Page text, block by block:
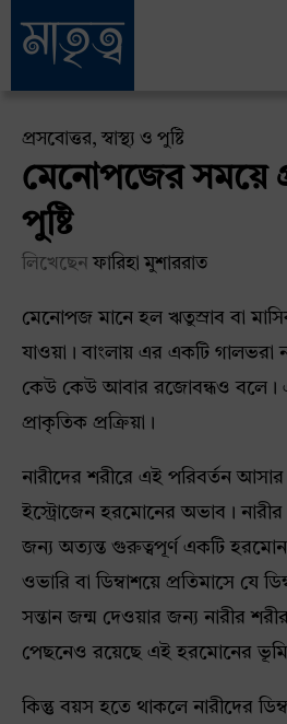
প্রসবোত্তর,স্বাস্থ্য ও পুষ্টি
মেনোপজের সময়ে
পুষ্টি
লিখেছেনফারিহা মুশাররাত
মেনোপজ মানে হল ঋতুস্রাব বা
যাওয়া। বাংলায় এর একটি গালভরা
কেউ কেউ আবার রজোবন্ধও বলে।
প্রাকৃতিক প্রক্রিয়া।
নারীদের শরীরে এই পরিবর্তন
ইস্ট্রোজেন হরমোনের অভাব। নারীর
জন্য অত্যন্ত গুরুত্বপূর্ণ একটি হরমোন
ওভারি বা ডিম্বাশয়ে প্রতিমাসে যে
সন্তান জন্ম দেওয়ার জন্য নারীর
পেছনেও রয়েছে এই হরমোনের
কিন্তু বয়স হতে থাকলে নারীদের